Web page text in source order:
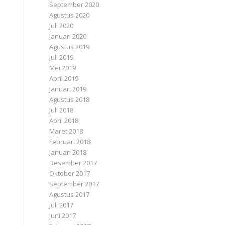
September 2020
Agustus 2020
Juli 2020
Januari 2020
Agustus 2019
Juli 2019
Mei 2019
April 2019
Januari 2019
Agustus 2018
Juli 2018
April 2018
Maret 2018
Februari 2018
Januari 2018
Desember 2017
Oktober 2017
September 2017
Agustus 2017
Juli 2017
Juni 2017